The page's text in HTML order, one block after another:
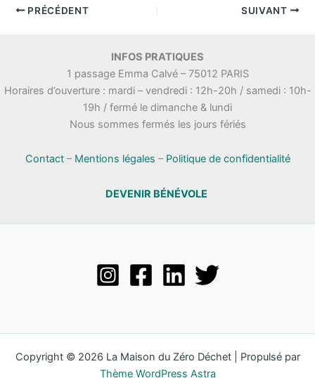
PRÉCÉDENT SUIVANT
INFOS PRATIQUES
1 passage Emma Calvé – 75012 PARIS
Horaires d’ouverture : mardi – vendredi : 12h-20h / samedi : 10h-
19h / fermé le dimanche & lundi
Nous sommes fermés les jours fériés
Contact– Mentions légales – Politique de confidentialité
DEVENIR BÉNÉVOLE
Copyright © 2026 La Maison du Zéro Déchet | Propulsé par
Thème WordPress Astra